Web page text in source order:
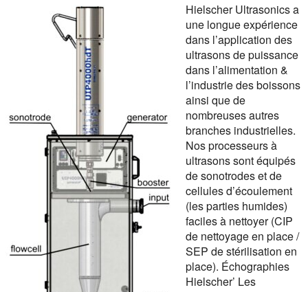
Hielscher Ultrasonics a
une longue expérience
dans l’application des
ultrasons de puissance
dans l’alimentation &
l’industrie des boissons
ainsi que de
nombreuses autres
branches industrielles.
Nos processeurs à
ultrasons sont équipés
de sonotrodes et de
cellules d’écoulement
(les parties humides)
faciles à nettoyer (CIP
de nettoyage en place /
SEP de stérilisation en
place). Échographies
Hielscher’ Les